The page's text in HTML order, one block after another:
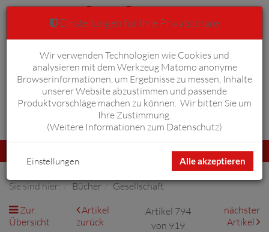
Anmelden Warenkorb 0
umschalten
Sie sind hier: Bücher
Gesellschaft
Zur
Übersicht
Artikel
zurück
Artikel 794
von 919
nächster
Artikel
Einstellungen für Ihre Privatsphäre
Wir verwenden Technologien wie Cookies und
analysieren mit dem Werkzeug Matomo anonyme
Browserinformationen, um Ergebnisse zu messen, Inhalte
unserer Website abzustimmen und passende
Produktvorschläge machen zu können. Wir bitten Sie um
Ihre Zustimmung.
(Weitere Informationen zum Datenschutz)
Alle akzeptieren
Einstellungen